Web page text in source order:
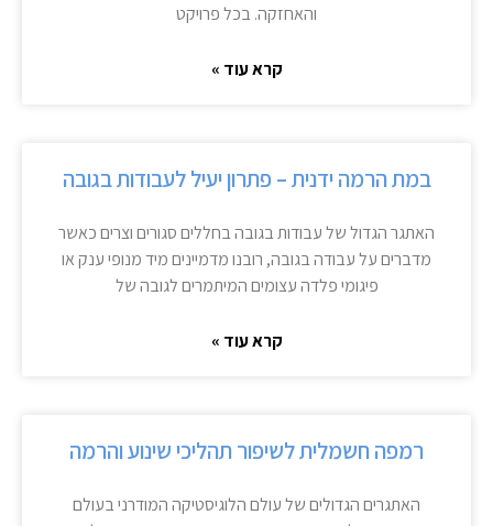
והאחזקה. בכל פרויקט
קרא עוד »
במת הרמה ידנית – פתרון יעיל לעבודות בגובה
האתגר הגדול של עבודות בגובה בחללים סגורים וצרים כאשר
מדברים על עבודה בגובה, רובנו מדמיינים מיד מנופי ענק או
פיגומי פלדה עצומים המיתמרים לגובה של
קרא עוד »
רמפה חשמלית לשיפור תהליכי שינוע והרמה
האתגרים הגדולים של עולם הלוגיסטיקה המודרני בעולם